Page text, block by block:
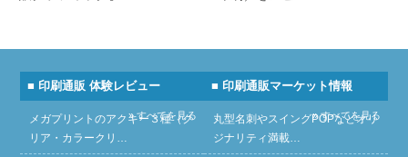
■ 印刷通販 体験レビュー
» すべてを見る
メガプリントのアクキー３種（ク
リア・カラークリ…
■ 印刷通販マーケット情報
» すべてを見る
丸型名刺やスイングPOPなどオリ
ジナリティ満載…